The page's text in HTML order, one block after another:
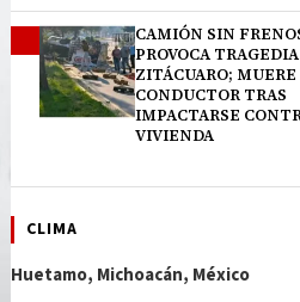
CAMIÓN SIN
PROVOCA
ZITÁCUARO; MUERE
CONDUCTOR TRAS
IMPACTARSE
VIVIENDA
CLIMA
Huetamo, Michoacán, México